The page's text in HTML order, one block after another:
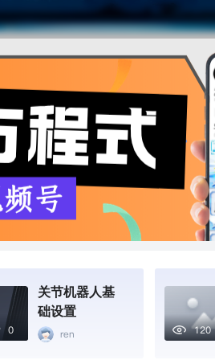
0
关节机器人基
础设置
ren
120